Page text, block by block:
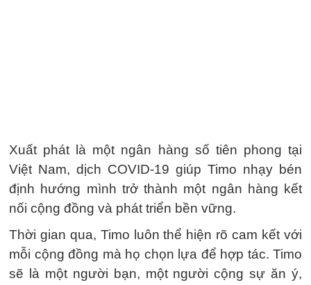
Xuất phát là một ngân hàng số tiên phong tại
Việt Nam, dịch COVID-19 giúp Timo nhạy bén
định hướng mình trở thành một ngân hàng kết
nối cộng đồng và phát triển bền vững.
Thời gian qua, Timo luôn thể hiện rõ cam kết với
mỗi cộng đồng mà họ chọn lựa để hợp tác. Timo
sẽ là một người bạn, một người cộng sự ăn ý,